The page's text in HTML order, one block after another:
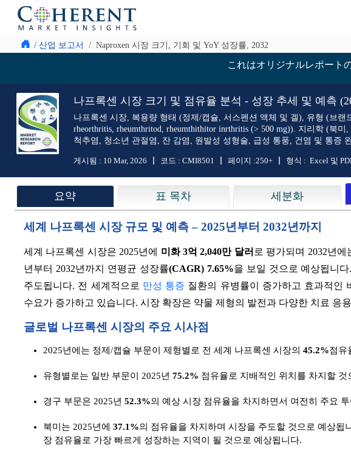
/ 산업 보고서 Naproxen 시장 크기, 기회 및 YoY 성장률, 2032
これはオリジナルレポート
나프록센 시장 크기 및 점유율 분석 - 성장 추세 및 예측
나프록센 시장, 복용량 형태 (정제/캡슐, 서스펜션 액체 및 겔), 유형 (브
rheorthritis, rheumthritod, rheumthithitor inrthritis (> 500 mg)). 지리학 (
척추염, 청소년 관절염, 잔 감염, 원발성 성형술, 급성 통풍, 건염 및 통증
게시됨 : 10 Mar, 2026 코드 : CMI8501 페이지 :250+ 형식 : Excel 및
요약 표 목차 세분화
세계 나프록센 시장 규모 및 예측 – 2025년부터 2032년까지
세계 나프록센 시장은 2025년에 미화 3억 2,040만 달러 로 평가되며 2032년에
년부터 2032년까지 연평균 성장률(CAGR) 7.65%을 보일 것으로 예상됩니
주도됩니다. 전 세계적으로 만성 통증 질환의 유병률이 증가하고 효과적인
수요가 증가하고 있습니다. 시장 확장은 약물 제형의 발전과 다양한 치료 응
글로벌 나프록센 시장의 주요 시사점
2025년에는 정제/캡슐 부문이 제형별로 전 세계 나프록센 시장의 45.2%점유
유형별로는 일반 부문이 2025년 75.2% 점유율로 지배적인 위치를 차지할 것
경구 부문은 2025년 52.3%의 예상 시장 점유율을 차지하면서 여전히 주요
북미는 2025년에 37.1%의 점유율을 차지하며 시장을 주도할 것으로 예상됩
장 점유율로 가장 빠르게 성장하는 지역이 될 것으로 예상됩니다.